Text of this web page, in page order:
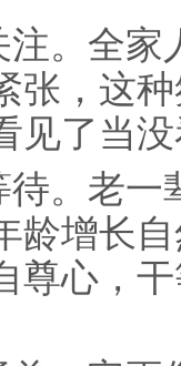
。全
张，这
见了当
。老
龄增长
尊心，